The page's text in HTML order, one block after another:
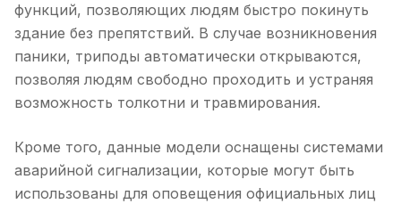
функций, позволяющих людям быстро покинуть
здание без препятствий. В случае возникновения
паники, триподы автоматически открываются,
позволяя людям свободно проходить и устраняя
возможность толкотни и травмирования.
Кроме того, данные модели оснащены системами
аварийной сигнализации, которые могут быть
использованы для оповещения официальных лиц